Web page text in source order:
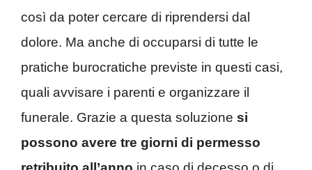
così da poter cercare di riprendersi dal
dolore. Ma anche di occuparsi di tutte le
pratiche burocratiche previste in questi casi,
quali avvisare i parenti e organizzare il
funerale. Grazie a questa soluzione si
possono avere tre giorni di permesso